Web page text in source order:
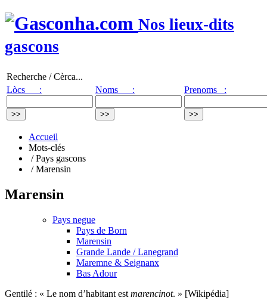
Nos lieux-dits
gascons
Recherche / Cèrca...
Lòcs :
Noms : Prenoms :
Accueil
Mots-clés
/ Pays gascons
/ Marensin
Marensin
Pays negue
Pays de Born
Marensin
Grande Lande / Lanegrand
Maremne & Seignanx
Bas Adour
Gentilé : « Le nom d’habitant est marencinot. » [Wikipédia]